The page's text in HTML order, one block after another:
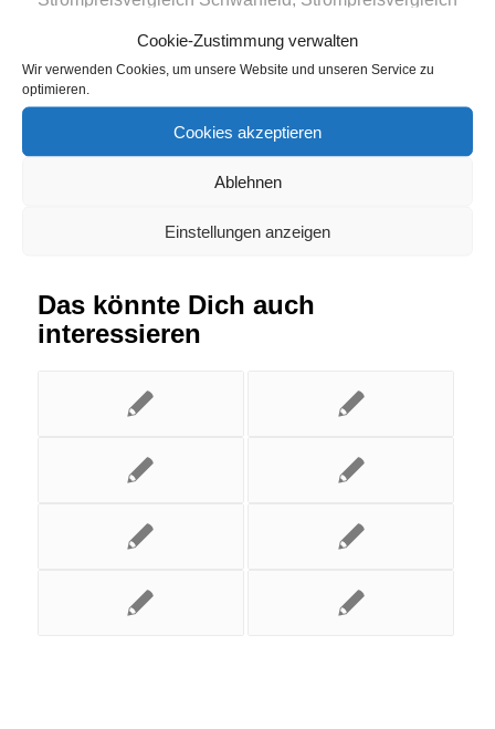
Cookie-Zustimmung verwalten
Wir verwenden Cookies, um unsere Website und unseren Service zu
optimieren.
Cookies akzeptieren
Ablehnen
Einstellungen anzeigen
Eintrag teilen
Das könnte Dich auch
interessieren